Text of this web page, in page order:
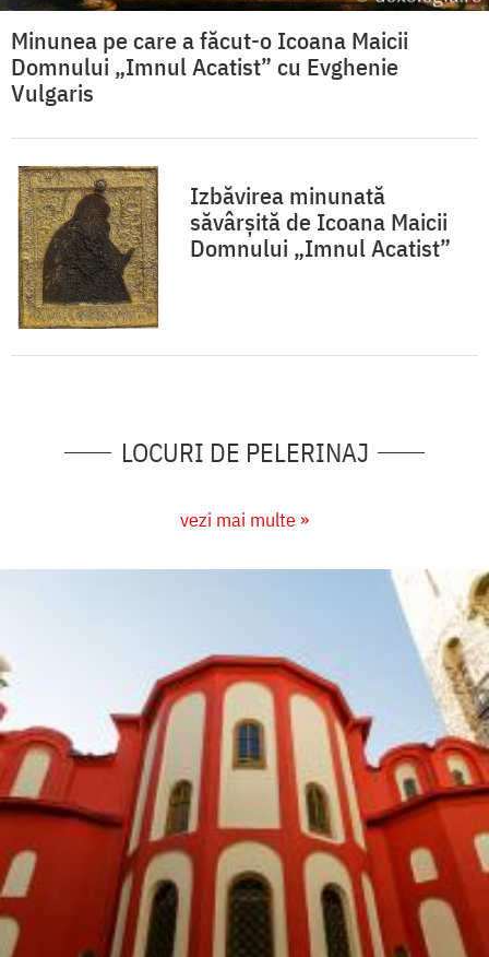
Minunea pe care a făcut-o Icoana Maicii
Domnului „Imnul Acatist” cu Evghenie
Vulgaris
Izbăvirea minunată
săvârșită de Icoana Maicii
Domnului „Imnul Acatist”
LOCURI DE PELERINAJ
vezi mai multe »